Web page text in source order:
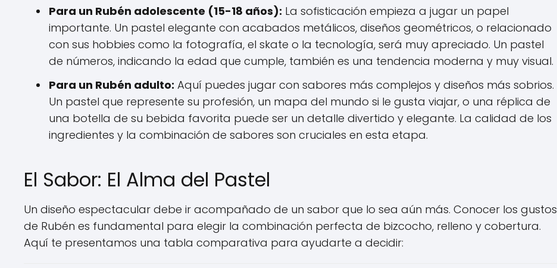
Para un Rubén adolescente (15-18 años): La sofisticación empieza a jugar un papel
importante. Un pastel elegante con acabados metálicos, diseños geométricos, o relacionado
con sus hobbies como la fotografía, el skate o la tecnología, será muy apreciado. Un pastel
de números, indicando la edad que cumple, también es una tendencia moderna y muy visual.
Para un Rubén adulto: Aquí puedes jugar con sabores más complejos y diseños más sobrios.
Un pastel que represente su profesión, un mapa del mundo si le gusta viajar, o una réplica de
una botella de su bebida favorita puede ser un detalle divertido y elegante. La calidad de los
ingredientes y la combinación de sabores son cruciales en esta etapa.
El Sabor: El Alma del Pastel
Un diseño espectacular debe ir acompañado de un sabor que lo sea aún más. Conocer los gustos
de Rubén es fundamental para elegir la combinación perfecta de bizcocho, relleno y cobertura.
Aquí te presentamos una tabla comparativa para ayudarte a decidir: